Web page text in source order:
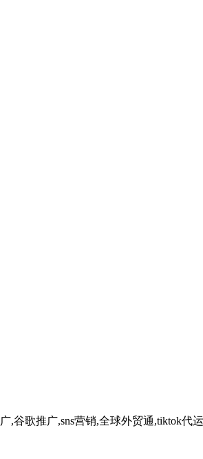
歌推广,sns营销,全球外贸通,tiktok代